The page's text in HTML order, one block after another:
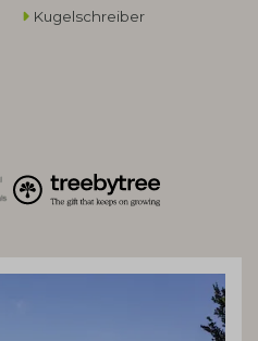
Kugelschreiber